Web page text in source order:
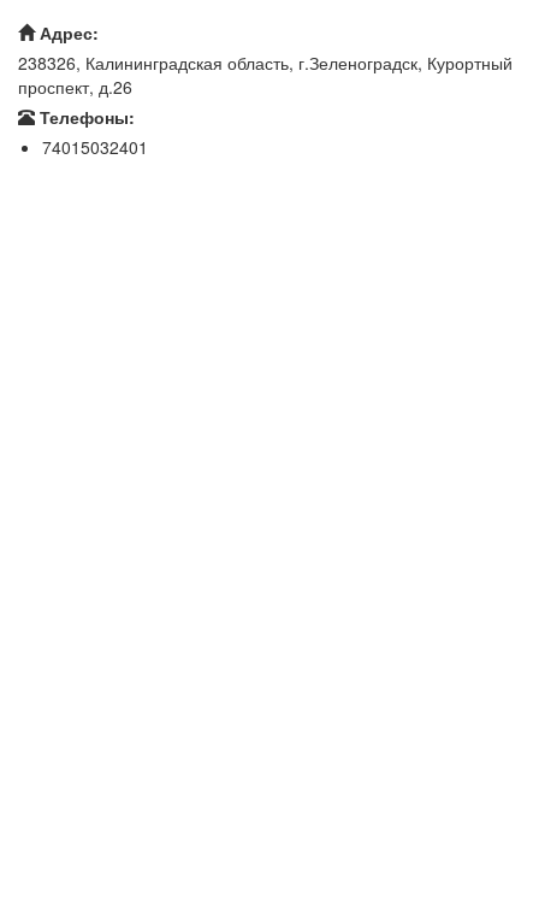
Адрес:
238326, Калининградская область, г.Зеленоградск, Курортный
проспект, д.26
Телефоны:
74015032401